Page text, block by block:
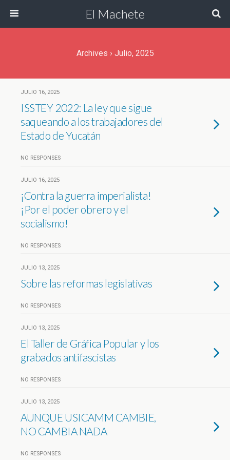
El Machete
Archives › Julio, 2025
JULIO 16, 2025
ISSTEY 2022: La ley que sigue
saqueando a los trabajadores del
Estado de Yucatán
NO RESPONSES
JULIO 16, 2025
¡Contra la guerra imperialista!
¡Por el poder obrero y el
socialismo!
NO RESPONSES
JULIO 13, 2025
Sobre las reformas legislativas
NO RESPONSES
JULIO 13, 2025
El Taller de Gráfica Popular y los
grabados antifascistas
NO RESPONSES
JULIO 13, 2025
AUNQUE USICAMM CAMBIE,
NO CAMBIA NADA
NO RESPONSES